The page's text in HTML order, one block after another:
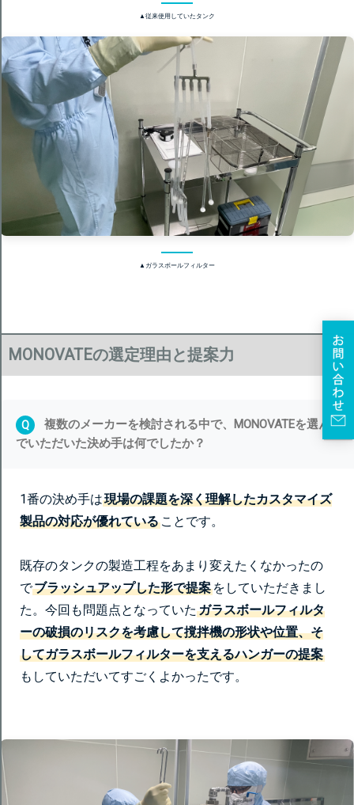
▲従来使用していたタンク
▲ガラスボールフィルター
MONOVATEの選定理由と提案力
Q
複数のメーカーを検討される中で、MONOVATEを選ん
でいただいた決め手は何でしたか？
1番の決め手は現場の課題を深く理解したカスタマイズ
製品の対応が優れている ことです。
既存のタンクの製造工程をあまり変えたくなかったの
でブラッシュアップした形で提案 をしていただきまし
た。今回も問題点となっていた ガラスボールフィルタ
ーの破損のリスクを考慮して撹拌機の形状や位置、そ
してガラスボールフィルターを支えるハンガーの提案
もしていただいてすごくよかったです。